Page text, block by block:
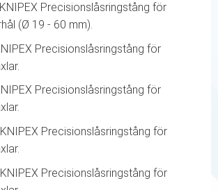
Precisionslåsringstång för
(Ø 19 - 60 mm).
Precisionslåsringstång för
Precisionslåsringstång för
Precisionslåsringstång för
Precisionslåsringstång för